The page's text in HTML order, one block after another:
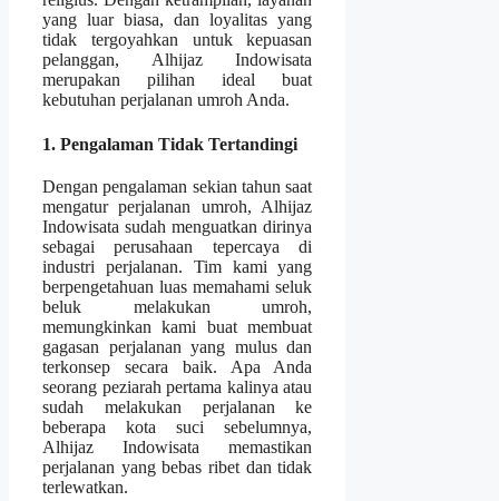
yang luar biasa, dan loyalitas yang
tidak tergoyahkan untuk kepuasan
pelanggan, Alhijaz Indowisata
merupakan pilihan ideal buat
kebutuhan perjalanan umroh Anda.
1. Pengalaman Tidak Tertandingi
Dengan pengalaman sekian tahun saat
mengatur perjalanan umroh, Alhijaz
Indowisata sudah menguatkan dirinya
sebagai perusahaan tepercaya di
industri perjalanan. Tim kami yang
berpengetahuan luas memahami seluk
beluk melakukan umroh,
memungkinkan kami buat membuat
gagasan perjalanan yang mulus dan
terkonsep secara baik. Apa Anda
seorang peziarah pertama kalinya atau
sudah melakukan perjalanan ke
beberapa kota suci sebelumnya,
Alhijaz Indowisata memastikan
perjalanan yang bebas ribet dan tidak
terlewatkan.